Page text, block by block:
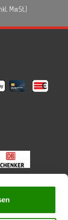
MwSt.)
professionelle Beratung